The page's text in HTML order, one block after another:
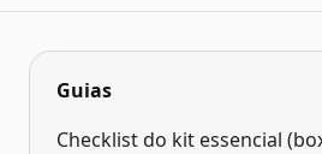
Guias
Checklist do kit essencial